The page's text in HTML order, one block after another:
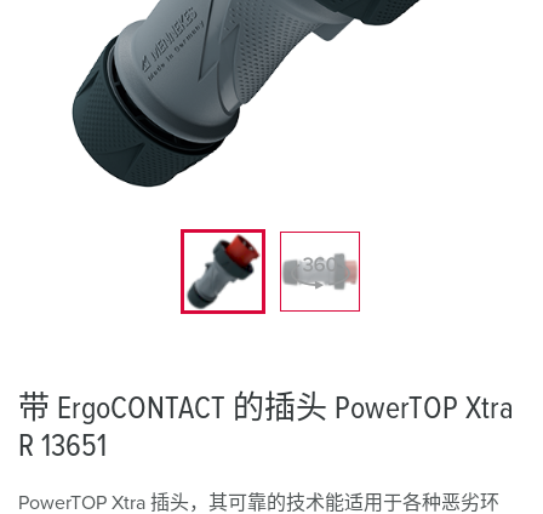
带 ErgoCONTACT 的插头 PowerTOP Xtra
R 13651
PowerTOP Xtra 插头，其可靠的技术能适用于各种恶劣环